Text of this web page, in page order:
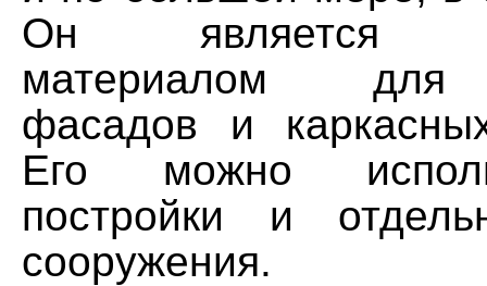
Он является
материалом для
фасадов и
Его можно
постройки и
сооружения.